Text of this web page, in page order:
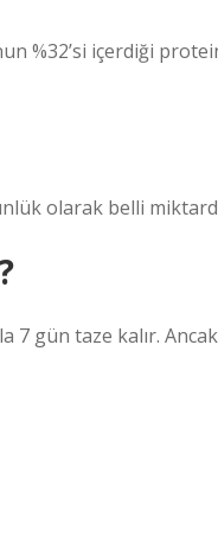
%32’si içerdiği
olarak belli
7 gün taze kalır.